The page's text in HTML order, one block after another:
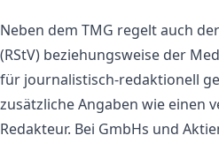
Neben dem TMG regelt auch
(RStV) beziehungsweise der
für journalistisch-redaktionell
zusätzliche Angaben wie einen
Redakteur. Bei GmbHs und